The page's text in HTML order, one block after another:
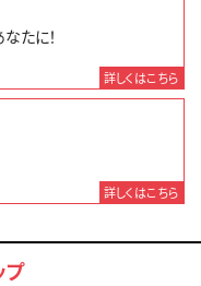
たに！
詳しくはこちら
詳しくはこちら
プ